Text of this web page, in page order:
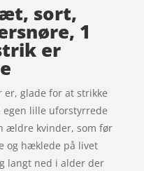
sort,
1
er
er, glade for at strikke
lille uforstyrrede
ældre kvinder, som før
og hæklede på livet
langt ned i alder der